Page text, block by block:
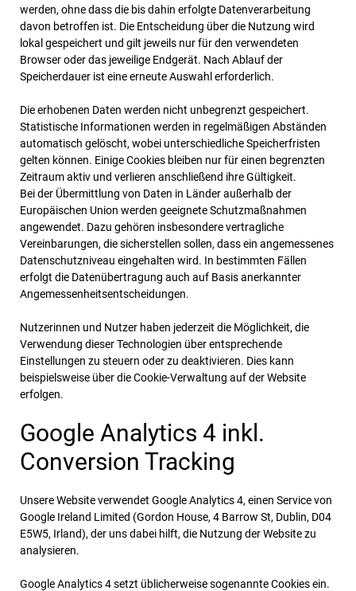
werden, ohne dass die bis dahin erfolgte Datenverarbeitung
davon betroffen ist. Die Entscheidung über die Nutzung wird
lokal gespeichert und gilt jeweils nur für den verwendeten
Browser oder das jeweilige Endgerät. Nach Ablauf der
Speicherdauer ist eine erneute Auswahl erforderlich.
Die erhobenen Daten werden nicht unbegrenzt gespeichert.
Statistische Informationen werden in regelmäßigen Abständen
automatisch gelöscht, wobei unterschiedliche Speicherfristen
gelten können. Einige Cookies bleiben nur für einen begrenzten
Zeitraum aktiv und verlieren anschließend ihre Gültigkeit.
Bei der Übermittlung von Daten in Länder außerhalb der
Europäischen Union werden geeignete Schutzmaßnahmen
angewendet. Dazu gehören insbesondere vertragliche
Vereinbarungen, die sicherstellen sollen, dass ein angemessenes
Datenschutzniveau eingehalten wird. In bestimmten Fällen
erfolgt die Datenübertragung auch auf Basis anerkannter
Angemessenheitsentscheidungen.
Nutzerinnen und Nutzer haben jederzeit die Möglichkeit, die
Verwendung dieser Technologien über entsprechende
Einstellungen zu steuern oder zu deaktivieren. Dies kann
beispielsweise über die Cookie-Verwaltung auf der Website
erfolgen.
Google Analytics 4 inkl.
Conversion Tracking
Unsere Website verwendet Google Analytics 4, einen Service von
Google Ireland Limited (Gordon House, 4 Barrow St, Dublin, D04
E5W5, Irland), der uns dabei hilft, die Nutzung der Website zu
analysieren.
Google Analytics 4 setzt üblicherweise sogenannte Cookies ein.